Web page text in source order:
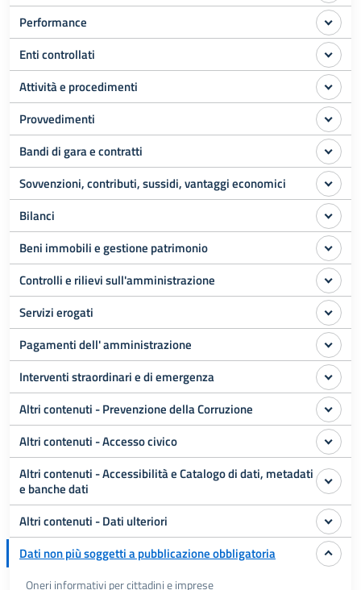
Performance
Enti controllati
Attività e procedimenti
Provvedimenti
Bandi di gara e contratti
Sovvenzioni, contributi, sussidi, vantaggi economici
Bilanci
Beni immobili e gestione patrimonio
Controlli e rilievi sull'amministrazione
Servizi erogati
Pagamenti dell' amministrazione
Interventi straordinari e di emergenza
Altri contenuti - Prevenzione della Corruzione
Altri contenuti - Accesso civico
Altri contenuti - Accessibilità e Catalogo di dati, metadati
e banche dati
Altri contenuti - Dati ulteriori
Dati non più soggetti a pubblicazione obbligatoria
Oneri informativi per cittadini e imprese